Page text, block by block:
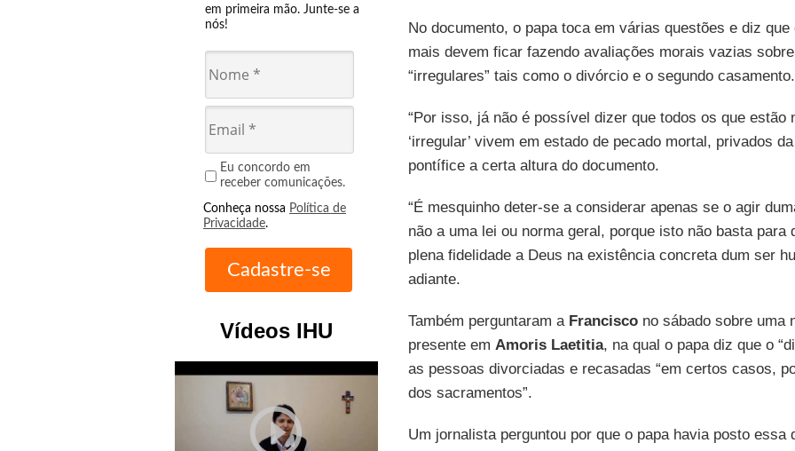
em primeira mão. Junte-se a
nós!
Eu concordo em
receber comunicações.
Conheça nossa Política de
Privacidade.
Vídeos IHU
play_circle_outline
No documento, o papa toca em várias questões e diz
mais devem ficar fazendo avaliações morais vazias
“irregulares” tais como o divórcio e o segundo casamento.
“Por isso, já não é possível dizer que todos os que estão
‘irregular’ vivem em estado de pecado mortal, privados
pontífice a certa altura do documento.
“É mesquinho deter-se a considerar apenas se o agir
não a uma lei ou norma geral, porque isto não basta
plena fidelidade a Deus na existência concreta dum ser
adiante.
Também perguntaram a Franciscono sábado sobre uma
presente em Amoris Laetitia, na qual o papa diz que o
as pessoas divorciadas e recasadas “em certos casos,
dos sacramentos”.
Um jornalista perguntou por que o papa havia posto essa